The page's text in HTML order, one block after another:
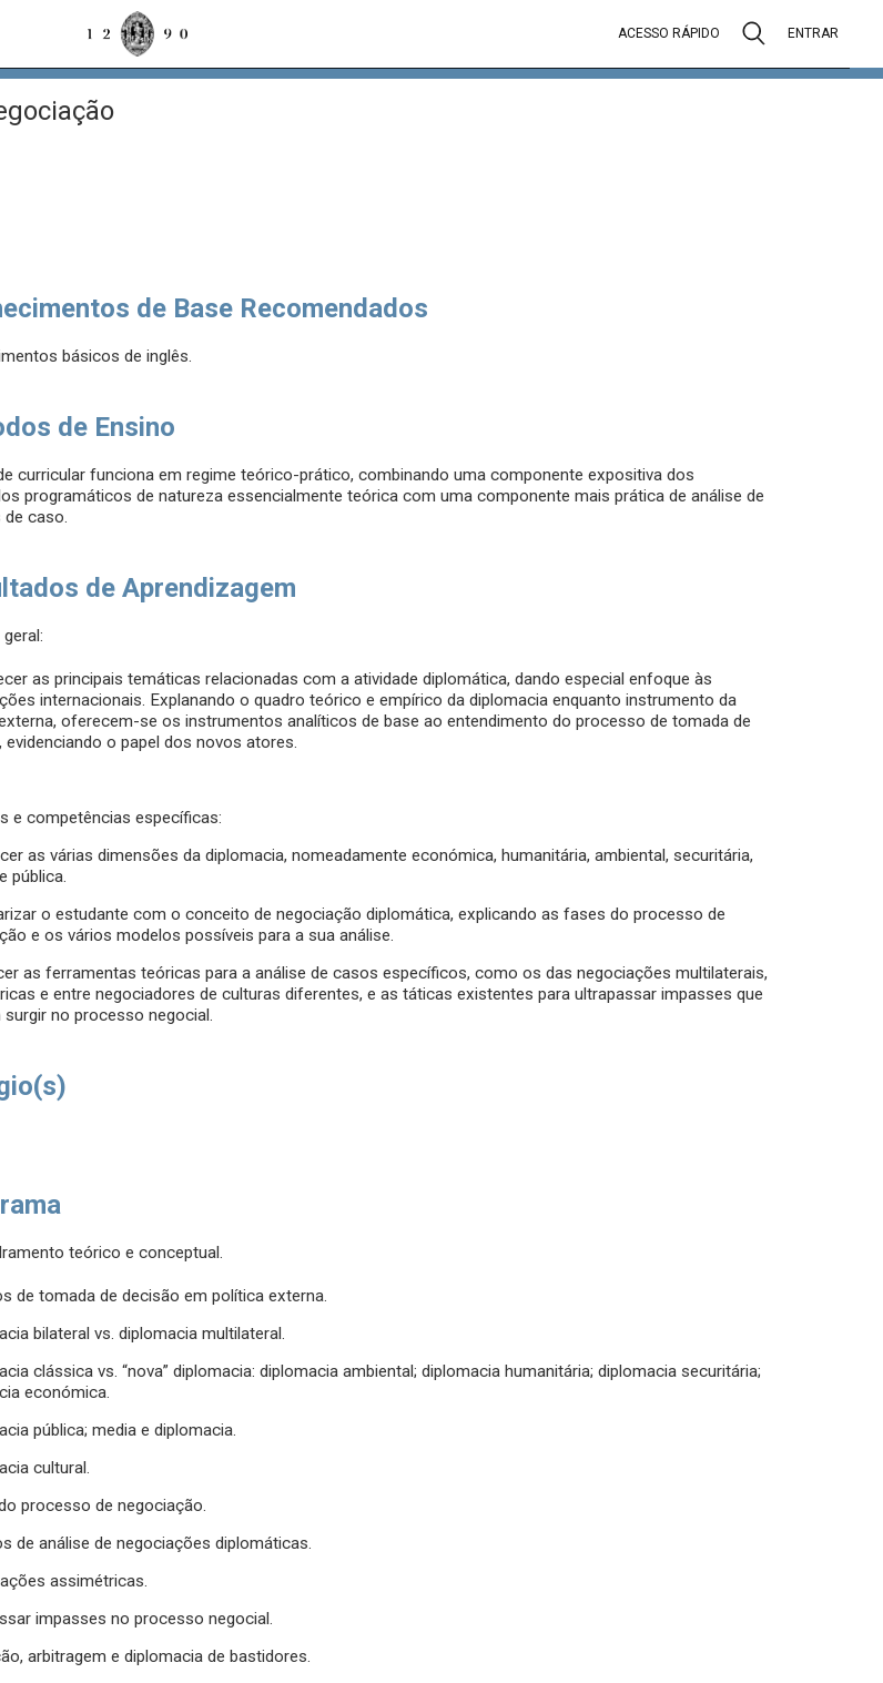
ACESSO RÁPIDO ENTRAR
de Base Recomendados
básicos de inglês.
de Ensino
curricular funciona em regime teórico-prático, combinando uma componente expositiva dos
programáticos de natureza essencialmente teórica com uma componente mais prática de análise de
caso.
de Aprendizagem
as principais temáticas relacionadas com a atividade diplomática, dando especial enfoque às
internacionais. Explanando o quadro teórico e empírico da diplomacia enquanto instrumento da
oferecem-se os instrumentos analíticos de base ao entendimento do processo de tomada de
evidenciando o papel dos novos atores.
e competências específicas:
as várias dimensões da diplomacia, nomeadamente económica, humanitária, ambiental, securitária,
pública.
o estudante com o conceito de negociação diplomática, explicando as fases do processo de
e os vários modelos possíveis para a sua análise.
as ferramentas teóricas para a análise de casos específicos, como os das negociações multilaterais,
e entre negociadores de culturas diferentes, e as táticas existentes para ultrapassar impasses que
no processo negocial.
teórico e conceptual.
de tomada de decisão em política externa.
bilateral vs. diplomacia multilateral.
clássica vs. “nova” diplomacia: diplomacia ambiental; diplomacia humanitária; diplomacia securitária;
económica.
pública; media e diplomacia.
cultural.
processo de negociação.
de análise de negociações diplomáticas.
assimétricas.
impasses no processo negocial.
arbitragem e diplomacia de bastidores.